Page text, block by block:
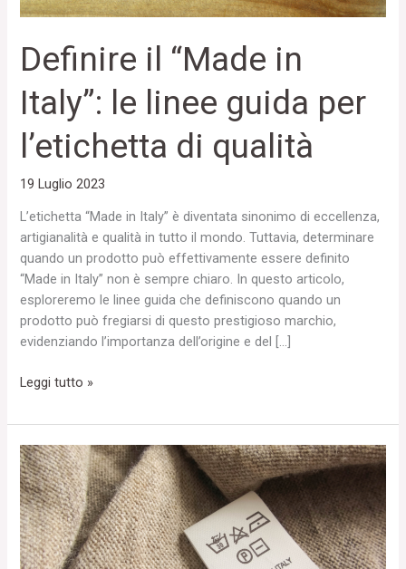
Definire il “Made in
Italy”: le linee guida per
l’etichetta di qualità
19 Luglio 2023
L’etichetta “Made in Italy” è diventata sinonimo di eccellenza,
artigianalità e qualità in tutto il mondo. Tuttavia, determinare
quando un prodotto può effettivamente essere definito
“Made in Italy” non è sempre chiaro. In questo articolo,
esploreremo le linee guida che definiscono quando un
prodotto può fregiarsi di questo prestigioso marchio,
evidenziando l’importanza dell’origine e del […]
l’etichetta
qualità
Leggi tutto »
Made
in
Italy:
Un
Marchio
di